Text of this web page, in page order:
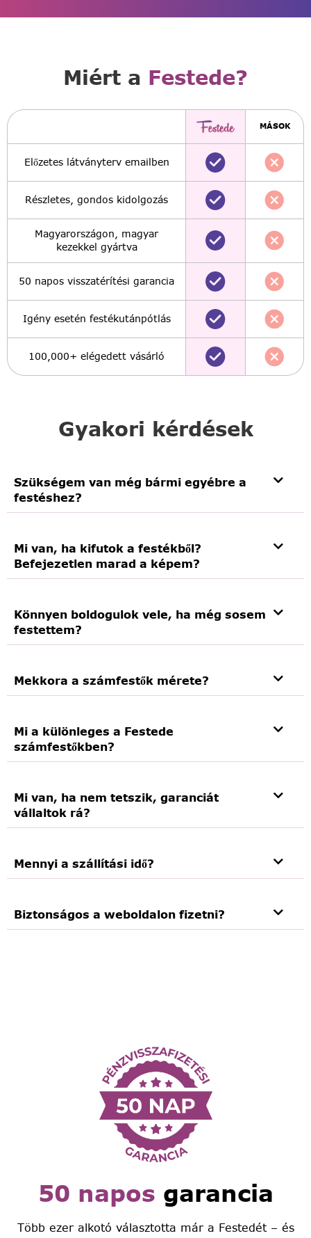
Gyakori kérdések
Szükségem van még bármi egyébre a
festéshez?
Mi van, ha kifutok a festékből?
Befejezetlen marad a képem?
Könnyen boldogulok vele, ha még sosem
festettem?
Mekkora a számfestők mérete?
Mi a különleges a Festede
számfestőkben?
Mi van, ha nem tetszik, garanciát
vállaltok rá?
Mennyi a szállítási idő?
Biztonságos a weboldalon fizetni?
Miért a Festede?
MÁSOK
Előzetes látványterv emailben
Részletes, gondos kidolgozás
Magyarországon, magyar
kezekkel gyártva
50 napos visszatérítési garancia
Igény esetén festékutánpótlás
100,000+ elégedett vásárló
50 napos garancia
Több ezer alkotó választotta már a Festedét – és